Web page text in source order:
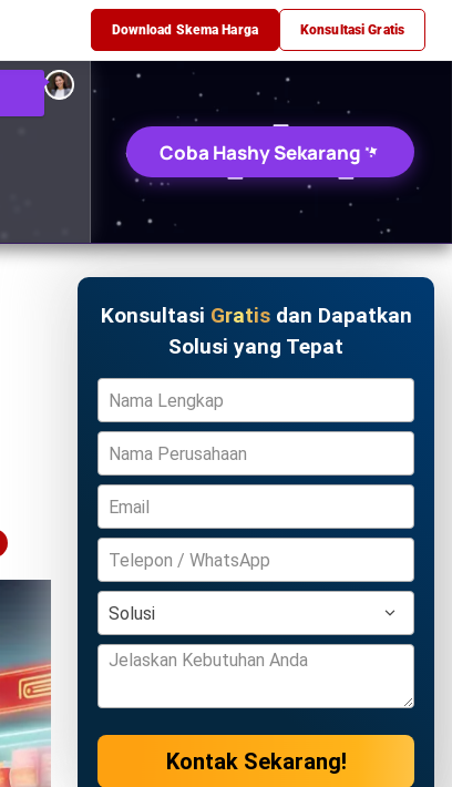
Download Skema Harga Konsultasi Gratis
Coba Hashy Sekarang
Konsultasi Gratisdan Dapatkan
Solusi yang Tepat
Kontak Sekarang!